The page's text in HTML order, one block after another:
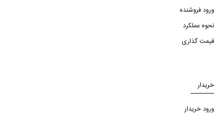
ورود فروشنده
نحوه عملکرد
قیمت گذاری
خریدار
ورود خریدار